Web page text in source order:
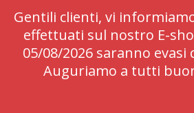
Gentili clienti, vi
effettuati sul nostro E-
05/08/2026 saranno evasi
Auguriamo a tutti